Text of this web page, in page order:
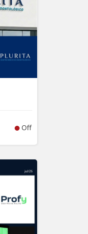
Off